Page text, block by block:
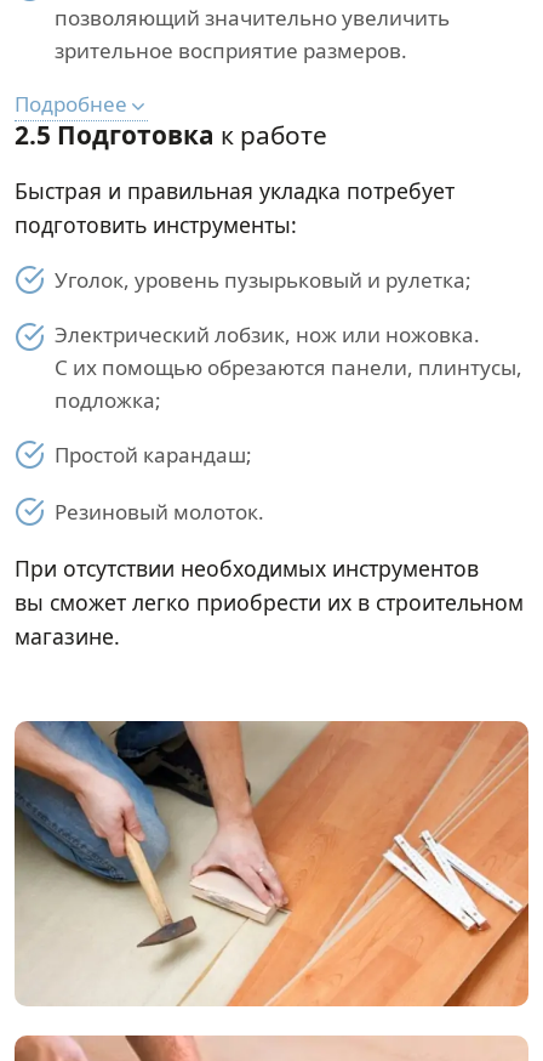
позволяющий значительно увеличить
зрительное восприятие размеров.
Подробнее
2.5 Подготовка к работе
Быстрая и правильная укладка потребует
подготовить инструменты:
Уголок, уровень пузырьковый и рулетка;
Электрический лобзик, нож или ножовка.
С их помощью обрезаются панели, плинтусы,
подложка;
Простой карандаш;
Резиновый молоток.
При отсутствии необходимых инструментов
вы сможет легко приобрести их в строительном
магазине.